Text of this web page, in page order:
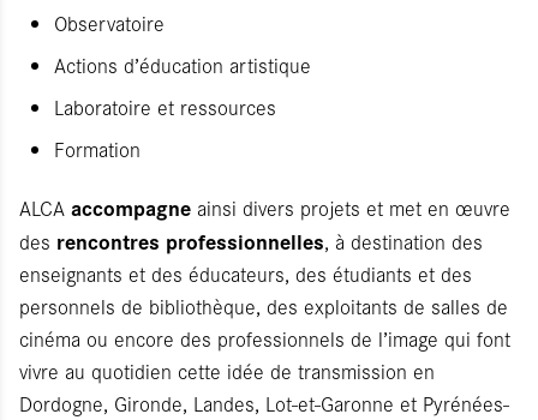
Observatoire
Actions d’éducation artistique
Laboratoire et ressources
Formation
ALCA accompagne ainsi divers projets et met en œuvre
des rencontres professionnelles, à destination des
enseignants et des éducateurs, des étudiants et des
personnels de bibliothèque, des exploitants de salles de
cinéma ou encore des professionnels de l’image qui font
vivre au quotidien cette idée de transmission en
Dordogne, Gironde, Landes, Lot-et-Garonne et Pyrénées-